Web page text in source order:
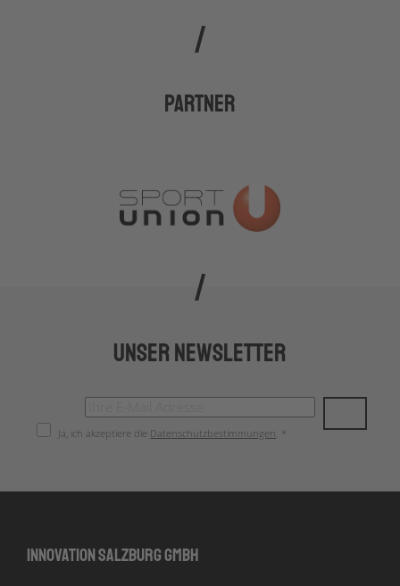
Partner
Unser Newsletter
Ja, ich akzeptiere die Datenschutzbestimmungen . *
Innovation Salzburg GmbH